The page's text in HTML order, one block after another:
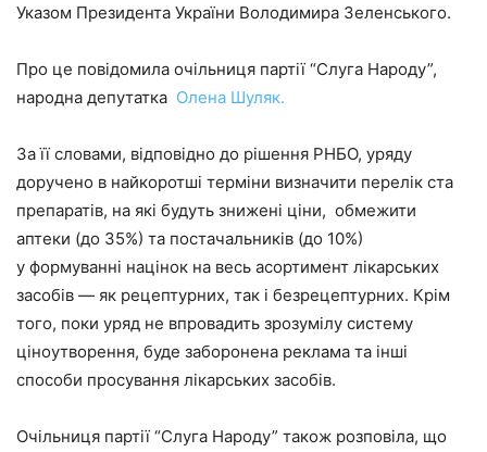
Указом Президента України Володимира Зеленського.
Про це повідомила очільниця партії “Слуга Народу”,
народна депутатка Олена Шуляк.
За її словами, відповідно до рішення РНБО, уряду
доручено в найкоротші терміни визначити перелік ста
препаратів, на які будуть знижені ціни, обмежити
аптеки (до 35%) та постачальників (до 10%)
у формуванні націнок на весь асортимент лікарських
засобів — як рецептурних, так і безрецептурних. Крім
того, поки уряд не впровадить зрозумілу систему
ціноутворення, буде заборонена реклама та інші
способи просування лікарських засобів.
Очільниця партії “Слуга Народу” також розповіла, що